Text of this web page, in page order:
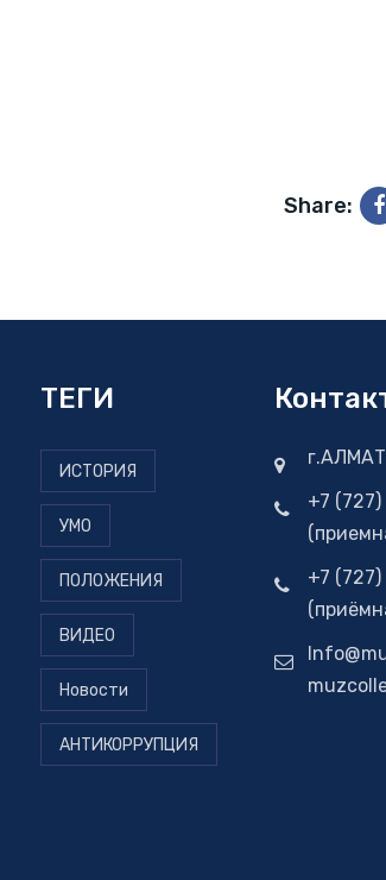
Share:
ТЕГИ
ИСТОРИЯ
УМО
ПОЛОЖЕНИЯ
ВИДЕО
Новости
АНТИКОРРУПЦИЯ
+7
+7